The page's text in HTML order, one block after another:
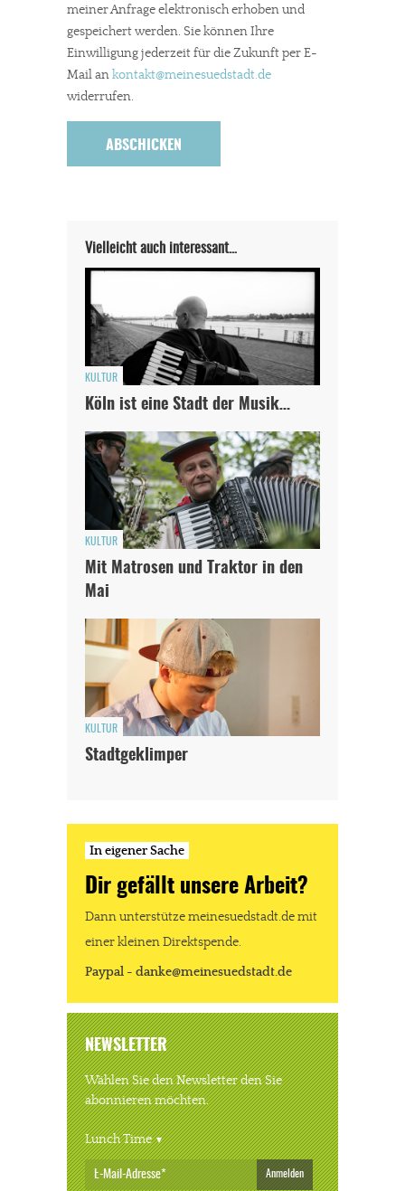
meiner Anfrage elektronisch erhoben und
gespeichert werden. Sie können Ihre
Einwilligung jederzeit für die Zukunft per E-
Mail ankontakt@meinesuedstadt.de
widerrufen.
Vielleicht auch interessant…
KULTUR
Köln ist eine Stadt der Musik…
KULTUR
Mit Matrosen und Traktor in den
Mai
KULTUR
Stadtgeklimper
In eigener Sache
Dir gefällt unsere Arbeit?
Dann unterstütze meinesuedstadt.de mit
einer kleinen Direktspende.
Paypal - danke@meinesuedstadt.de
NEWSLETTER
Wählen Sie den Newsletter den Sie
abonnieren möchten.
Lunch Time
Anmelden